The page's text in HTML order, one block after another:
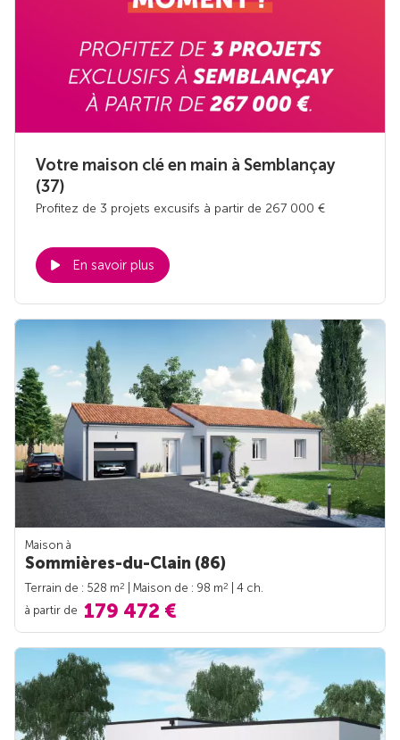
Votre maison clé en main à Semblançay
(37)
Profitez de 3 projets excusifs à partir de 267 000 €
En savoir plus
Maison à
Sommières-du-Clain (86)
Terrain de : 528 m2 | Maison de : 98 m2
| 4 ch.
à partir de 179 472 €